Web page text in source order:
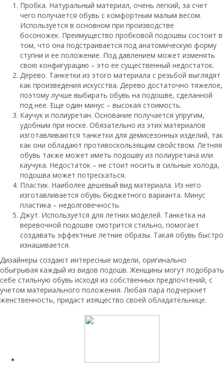
Пробка. Натуральный материал, очень легкий, за счет
чего получается обувь с комфортным малым весом.
Используется в основном при производстве
босоножек. Преимущество пробковой подошвы состоит в
том, что она подстраивается под анатомическую форму
ступни и ее положение. Под давлением может изменять
свою конфигурацию – это ее существенный недостаток.
Дерево. Танкетки из этого материала с резьбой выглядят
как произведения искусства. Дерево достаточно тяжелое,
поэтому лучше выбирать обувь на подошве, сделанной
под нее. Еще один минус – высокая стоимость.
Каучук и полиуретан. Основание получается упругим,
удобным при носке. Обязательно из этих материалов
изготавливаются танкетки для демисезонных изделий, так
как они обладают противоскользящим свойством. Летняя
обувь также может иметь подошву из полиуретана или
каучука. Недостаток – не стоит носить в сильные холода,
подошва может потрескаться.
Пластик. Наиболее дешевый вид материала. Из него
изготавливается обувь бюджетного варианта. Минус
пластика – недолговечность.
Джут. Используется для летних моделей. Танкетка на
веревочной подошве смотрится стильно, помогает
создавать эффектные летние образы. Такая обувь быстро
изнашивается.
Дизайнеры создают интересные модели, оригинально
обыгрывая каждый из видов подошв. Женщины могут подобрать
себе стильную обувь исходя из собственных предпочтений, с
учетом материального положения. Любая пара подчеркнет
женственность, придаст изящество своей обладательнице.